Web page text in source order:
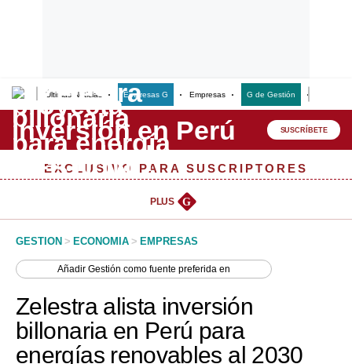
Últimas Noticias Empresas G Empresas G de Gestión
Lo último
Peru Quiosco
Management & Empleo
Perú
Política
SUSCRÍBETE
EXCLUSIVO PARA SUSCRIPTORES
PLUS G
GESTION > ECONOMIA > EMPRESAS
AñadirGestión como fuente preferida en
Zelestra alista inversión
billonaria en Perú para
energías renovables al 2030